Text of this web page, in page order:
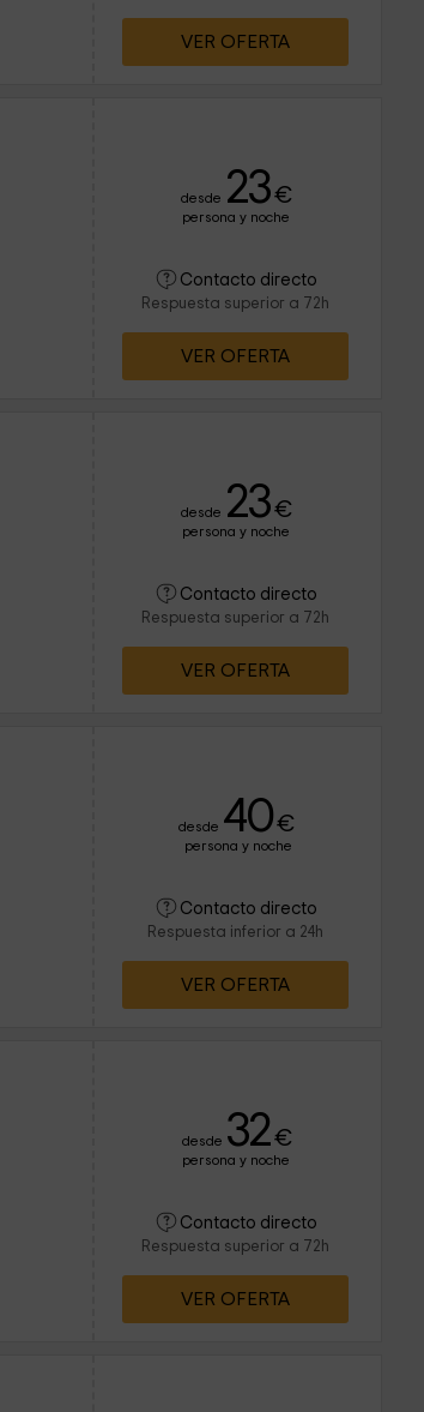
VER OFERTA
desde 23€
persona y noche
Contacto directo
Respuesta superior a 72h
VER OFERTA
desde 23€
persona y noche
Contacto directo
Respuesta superior a 72h
VER OFERTA
desde 40€
persona y noche
Contacto directo
Respuesta inferior a 24h
VER OFERTA
desde 32€
persona y noche
Contacto directo
Respuesta superior a 72h
VER OFERTA